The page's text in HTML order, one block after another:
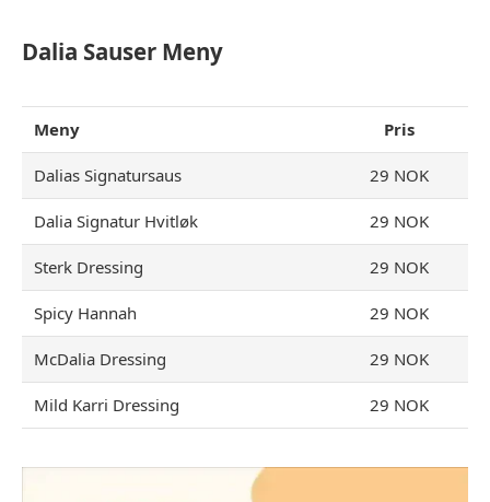
Dalia Sauser Meny
Meny Pris
Dalias Signatursaus 29 NOK
Dalia Signatur Hvitløk 29 NOK
Sterk Dressing 29 NOK
Spicy Hannah 29 NOK
McDalia Dressing 29 NOK
Mild Karri Dressing 29 NOK